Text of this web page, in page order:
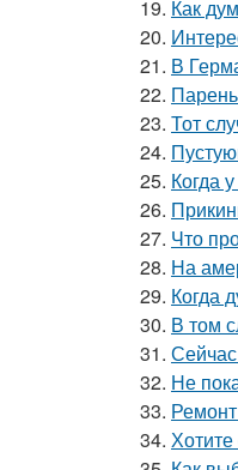
19. Как
20.
21. В
22.
23. Тот
24.
25. Когда
26.
27. Что
28. На
29. Когда
30. В том
31.
32. Не
33.
34.